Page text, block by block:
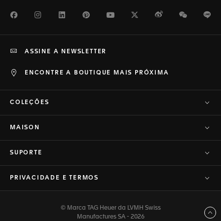
FacebookInstagramLinkedInPinterestYoutubeTwitterWeiboWeChat
ENCONTRE A BOUTIQUE MAIS PRÓXIMA
ASSINE A NEWSLETTER
COLEÇÕES
MAISON
SUPORTE
PRIVACIDADE E TERMOS
© Marca TAG Heuer da LVMH Swiss
Manufactures SA - 2026
Voltar ao topo